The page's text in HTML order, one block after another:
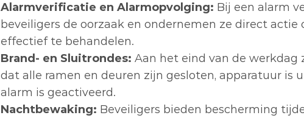
Alarmverificatie en Alarmopvolging: Bij een alarm
beveiligers de oorzaak en ondernemen ze direct
effectief te behandelen.
Brand- en Sluitrondes: Aan het eind van de werkdag
dat alle ramen en deuren zijn gesloten, apparatuur is
alarm is geactiveerd.
Nachtbewaking: Beveiligers bieden bescherming